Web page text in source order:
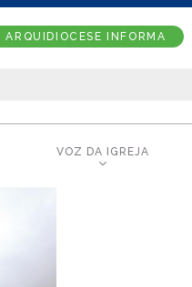
ARQUIDIOCESE INFORMA
VOZ DA IGREJA